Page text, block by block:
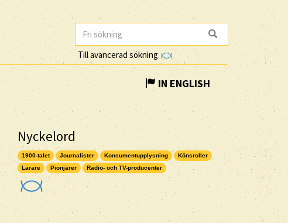
Till avancerad sökning
IN ENGLISH
Nyckelord
1900-talet Journalister Konsumentupplysning
Könsroller
Lärare
Pionjärer Radio- och TV-producenter